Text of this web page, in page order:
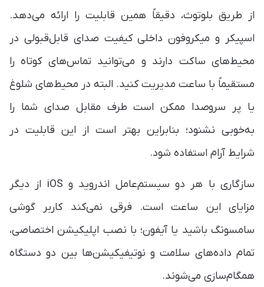
از طریق بلوتوث، دقیقاً همین قابلیت را ارائه می‌دهد.
اسپیکر و میکروفون داخلی کیفیت صدای قابل‌قبولی در
محیط‌های ساکت دارند و می‌توانید تماس‌های کوتاه را
مستقیماً با ساعت مدیریت کنید. البته در محیط‌های شلوغ
یا پر سروصدا ممکن است طرف مقابل صدای شما را
به‌خوبی نشنود؛ بنابراین بهتر است از این قابلیت در
شرایط آرام استفاده شود.
سازگاری با هر دو سیستم‌عامل اندروید و iOS از دیگر
مزایای این ساعت است. فرقی نمی‌کند کاربر گوشی
سامسونگ باشید یا آیفون؛ با نصب اپلیکیشن اختصاصی،
تمام داده‌های سلامت و نوتیفیکیشن‌ها بین دو دستگاه
همگام‌سازی می‌شوند.